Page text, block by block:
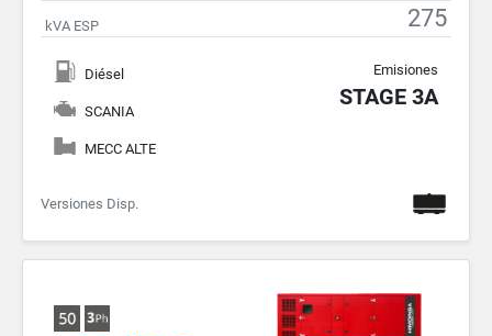
kVA ESP 275
Diésel
SCANIA
MECC ALTE
Emisiones
STAGE 3A
Versiones Disp.